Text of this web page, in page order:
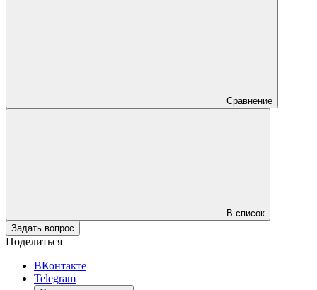
Сравнение
В список
Задать вопрос
Поделиться
ВКонтакте
Telegram